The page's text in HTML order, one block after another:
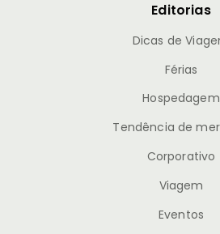
Editorias
Dicas de
Férias
Hospedagem
Tendência de
Corporativo
Viagem
Eventos